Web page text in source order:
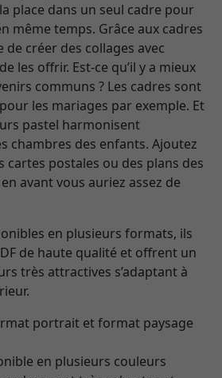
place dans un seul cadre pour
même temps. Grâce aux cadres
de créer des collages avec
les offrir. Est-ce qu’il y a mieux
communs ? Les cadres sont
les mariages par exemple. Et
pastel harmonisent
chambres des enfants. Ajoutez
cartes postales ou des plans des
avant vous auriez assez de
en plusieurs formats, ils
de haute qualité et offrent un
très attractives s’adaptant à
portrait et format paysage
en plusieurs couleurs